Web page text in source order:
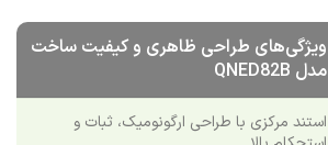
ویژگی‌های طراحی ظاهری و کیفیت ساخت
مدل QNED82B
استند مرکزی با طراحی ارگونومیک، ثبات و